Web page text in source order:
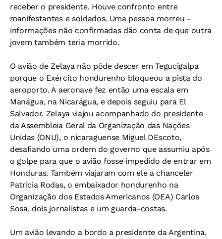
receber o presidente. Houve confronto entre
manifestantes e soldados. Uma pessoa morreu -
informações não confirmadas dão conta de que outra
jovem também teria morrido.
O avião de Zelaya não pôde descer em Tegucigalpa
porque o Exército hondurenho bloqueou a pista do
aeroporto. A aeronave fez então uma escala em
Manágua, na Nicarágua, e depois seguiu para El
Salvador. Zelaya viajou acompanhado do presidente
da Assembleia Geral da Organização das Nações
Unidas (ONU), o nicaraguense Miguel DEscoto,
desafiando uma ordem do governo que assumiu após
o golpe para que o avião fosse impedido de entrar em
Honduras. Também viajaram com ele a chanceler
Patricia Rodas, o embaixador hondurenho na
Organização dos Estados Americanos (OEA) Carlos
Sosa, dois jornalistas e um guarda-costas.
Um avião levando a bordo a presidente da Argentina,